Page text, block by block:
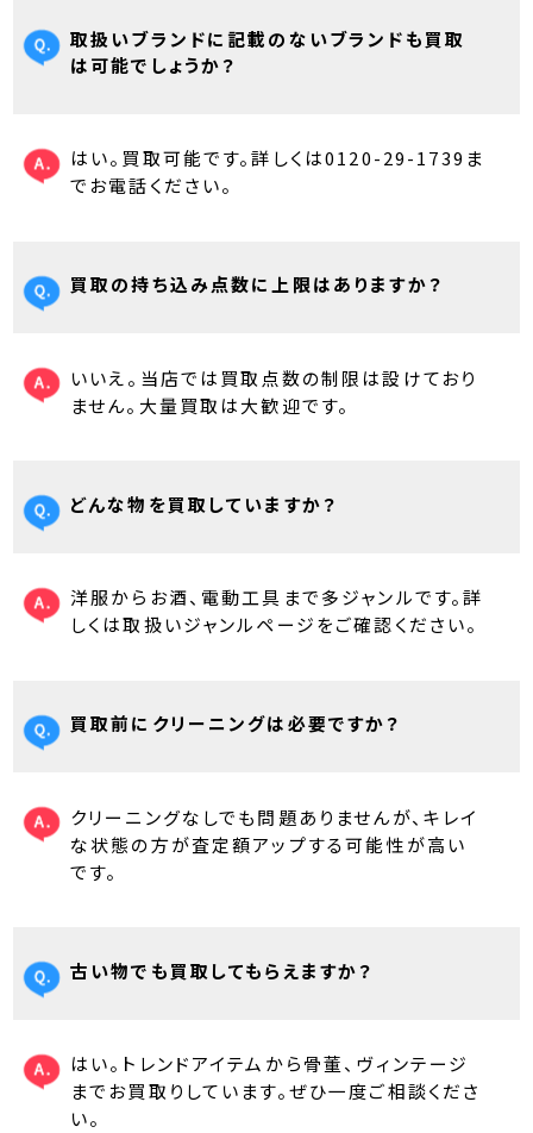
取扱いブランドに記載のないブランドも買取
は可能でしょうか？
はい。買取可能です。詳しくは0120-29-1739ま
でお電話ください。
買取の持ち込み点数に上限はありますか？
いいえ。当店では買取点数の制限は設けており
ません。大量買取は大歓迎です。
どんな物を買取していますか？
洋服からお酒、電動工具まで多ジャンルです。詳
しくは取扱いジャンルページをご確認ください。
買取前にクリーニングは必要ですか？
クリーニングなしでも問題ありませんが、キレイ
な状態の方が査定額アップする可能性が高い
です。
古い物でも買取してもらえますか？
はい。トレンドアイテムから骨董、ヴィンテージ
までお買取りしています。ぜひ一度ご相談くださ
い。